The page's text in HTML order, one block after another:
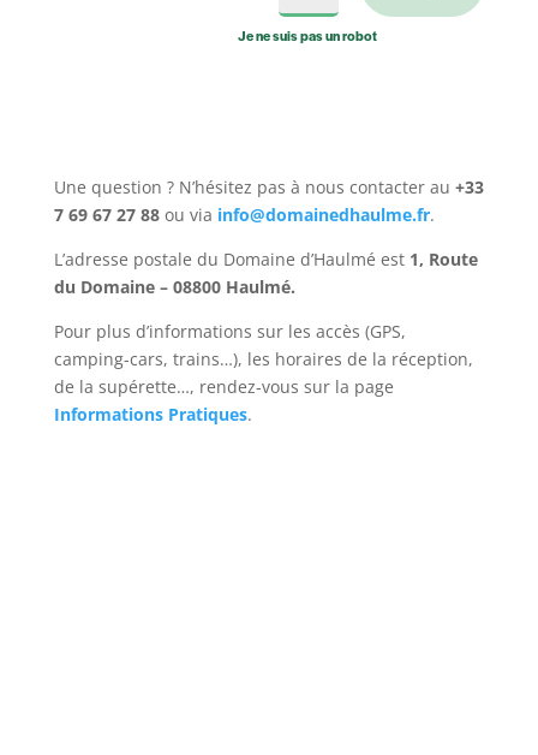
Une question ? N’hésitez pas à nous contacter au +33
7 69 67 27 88 ou via info@domainedhaulme.fr.
L’adresse postale du Domaine d’Haulmé est 1, Route
du Domaine – 08800 Haulmé.
Pour plus d’informations sur les accès (GPS,
camping-cars, trains…), les horaires de la réception,
de la supérette…, rendez-vous sur la page
Informations Pratiques.